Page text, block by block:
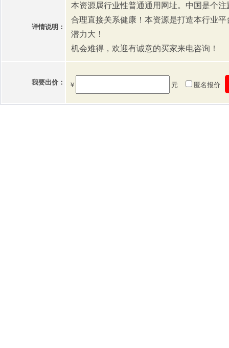
详情说明：
本资源属行业性普通通用网址。中国是个
合理直接关系健康！本资源是打造本行业
潜力大！
机会难得，欢迎有诚意的买家来电咨询！
我要出价： ￥ 元 匿名报价